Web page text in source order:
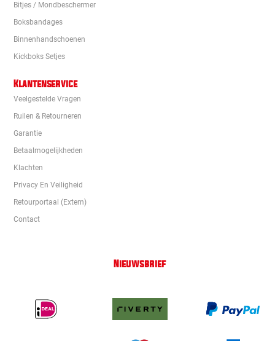
Bitjes / Mondbeschermer
Boksbandages
Binnenhandschoenen
Kickboks Setjes
Klantenservice
Veelgestelde Vragen
Ruilen & Retourneren
Garantie
Betaalmogelijkheden
Klachten
Privacy En Veiligheid
Retourportaal (extern)
Contact
Nieuwsbrief